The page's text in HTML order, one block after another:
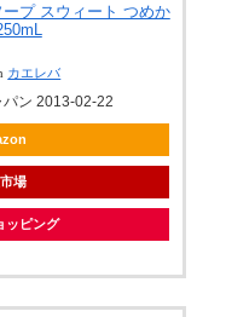
プ スウィート つめか
カエレバ
ン 2013-02-22
場
ッピング